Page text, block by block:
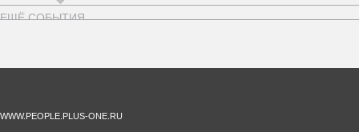
Рождественская ярмарка
ЕЩЁ СОБЫТИЯ
WWW.PEOPLE.PLUS-ONE.RU